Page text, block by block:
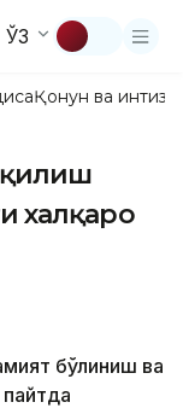
ЎЗ
Қонун ва
қилиш
халқаро
бўлиниш ва